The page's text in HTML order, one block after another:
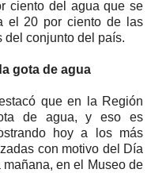
ciento del agua que se
el 20 por ciento de las
del conjunto del país.
gota de agua
que en la Región
de agua, y eso es
hoy a los más
con motivo del Día
mañana, en el Museo de